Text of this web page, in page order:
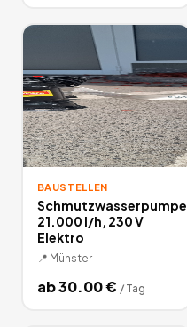
BAUSTELLEN
Schmutzwasserpumpe,
21.000 l/h, 230 V
Elektro
📍 Münster
ab30.00€ / Tag